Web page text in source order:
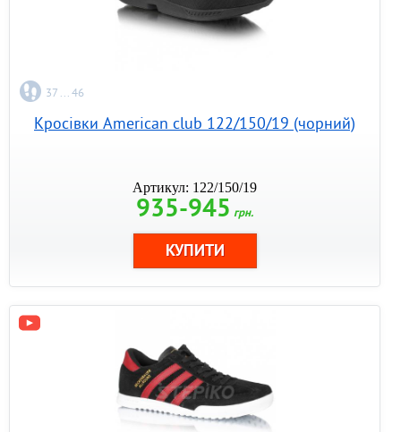
37 ... 46
Кросівки American club 122/150/19 (чорний)
Артикул: 122/150/19
935-945 грн.